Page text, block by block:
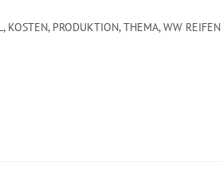
, KOSTEN, PRODUKTION,THEMA,WW REIFEN